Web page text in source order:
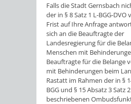
Falls die Stadt Gernsbach
der in § 8 Satz 1 L-BGG-DVO
Frist auf Ihre Anfrage
sich an die Beauftragte der
Landesregierung für die
Menschen mit
Beauftragte für die Belange
mit Behinderungen beim
Rastatt im Rahmen der in §
BGG und § 15 Absatz 3 Satz
beschriebenen